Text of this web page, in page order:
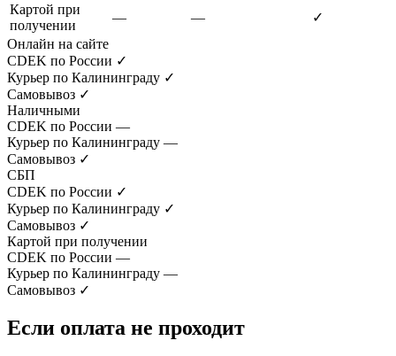
Картой при
получении
— —
✓
Онлайн на сайте
CDEK по России ✓
Курьер по Калининграду ✓
Самовывоз ✓
Наличными
CDEK по России —
Курьер по Калининграду —
Самовывоз ✓
СБП
CDEK по России ✓
Курьер по Калининграду ✓
Самовывоз ✓
Картой при получении
CDEK по России —
Курьер по Калининграду —
Самовывоз ✓
Если оплата не проходит